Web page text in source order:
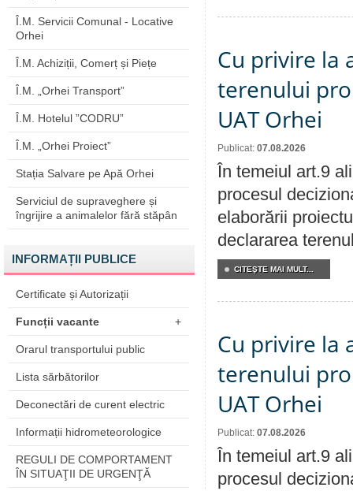
Î.M. Servicii Comunal - Locative
Orhei
Î.M. Achiziții, Comerț și Piețe
Î.M. „Orhei Transport”
Î.M. Hotelul ”CODRU”
Î.M. „Orhei Proiect”
Stația Salvare pe Apă Orhei
Serviciul de supraveghere și
îngrijire a animalelor fără stăpân
INFORMAȚII PUBLICE
Certificate și Autorizații
Funcții vacante +
Orarul transportului public
Lista sărbătorilor
Deconectări de curent electric
Informații hidrometeorologice
REGULI DE COMPORTAMENT
ÎN SITUAŢII DE URGENŢĂ
Cu privire la
terenului
UAT Orhei
Publicat: 07.08.2026
În temeiul art.9
procesul
elaborării
declararea
CITEŞTE MAI MULT...
Cu privire la
terenului
UAT Orhei
Publicat: 07.08.2026
În temeiul art.9
procesul